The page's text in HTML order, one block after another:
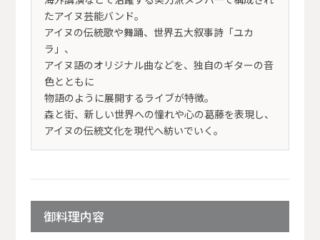
たアイヌ芸能バンド。
アイヌの伝統歌や舞踊、世界五大叙事詩「ユカ
ラ」、
アイヌ語のオリジナル曲などを、独自のギターの音
色とともに
物語のように展開するライブが特徴。
森と街、新しい世界への憧れや心の葛藤を表現し、
アイヌの伝統文化を現代へ紡いでいく。
御料理内容